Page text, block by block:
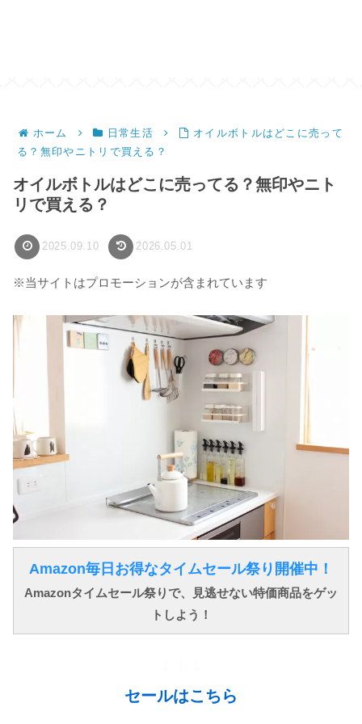
ホーム 日常生活
オイルボトルはどこに売って
る？無印やニトリで買える？
オイルボトルはどこに売ってる？無印やニト
リで買える？
2025.09.10 2026.05.01
※当サイトはプロモーションが含まれています
Amazon毎日お得なタイムセール祭り開催中！
Amazonタイムセール祭りで、見逃せない特価商品をゲッ
トしよう！
セールはこちら